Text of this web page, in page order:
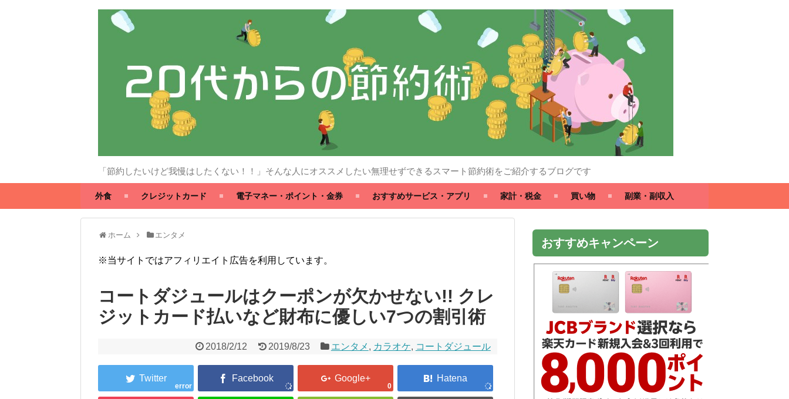
「節約したいけど我慢はしたくない！！」そんな人にオススメしたい無理せずできるスマート節約術をご紹介するブログです
外食 クレジットカード 電子マネー・ポイント・金券 おすすめサービス・アプリ 家計・税金 買い物 副業・副収入
ホーム エンタメ
※当サイトではアフィリエイト広告を利用しています。
コートダジュールはクーポンが欠かせない!! クレ
ジットカード払いなど財布に優しい7つの割引術
2018/2/12 2019/8/23 エンタメ , カラオケ, コートダジュール
error 0
おすすめキャンペーン